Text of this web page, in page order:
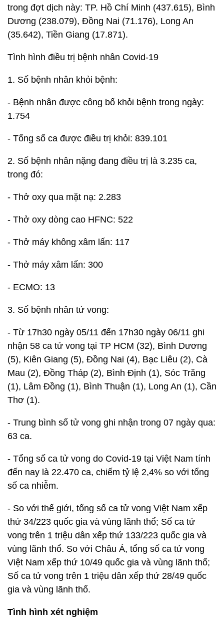
trong đợt dịch này: TP. Hồ Chí Minh (437.615), Bình
Dương (238.079), Đồng Nai (71.176), Long An
(35.642), Tiền Giang (17.871).
Tình hình điều trị bệnh nhân Covid-19
1. Số bệnh nhân khỏi bệnh:
- Bệnh nhân được công bố khỏi bệnh trong ngày:
1.754
- Tổng số ca được điều trị khỏi: 839.101
2. Số bệnh nhân nặng đang điều trị là 3.235 ca,
trong đó:
- Thở oxy qua mặt nạ: 2.283
- Thở oxy dòng cao HFNC: 522
- Thở máy không xâm lấn: 117
- Thở máy xâm lấn: 300
- ECMO: 13
3. Số bệnh nhân tử vong:
- Từ 17h30 ngày 05/11 đến 17h30 ngày 06/11 ghi
nhận 58 ca tử vong tại TP HCM (32), Bình Dương
(5), Kiên Giang (5), Đồng Nai (4), Bạc Liêu (2), Cà
Mau (2), Đồng Tháp (2), Bình Định (1), Sóc Trăng
(1), Lâm Đồng (1), Bình Thuận (1), Long An (1), Cần
Thơ (1).
- Trung bình số tử vong ghi nhận trong 07 ngày qua:
63 ca.
- Tổng số ca tử vong do Covid-19 tại Việt Nam tính
đến nay là 22.470 ca, chiếm tỷ lệ 2,4% so với tổng
số ca nhiễm.
- So với thế giới, tổng số ca tử vong Việt Nam xếp
thứ 34/223 quốc gia và vùng lãnh thổ; Số ca tử
vong trên 1 triệu dân xếp thứ 133/223 quốc gia và
vùng lãnh thổ. So với Châu Á, tổng số ca tử vong
Việt Nam xếp thứ 10/49 quốc gia và vùng lãnh thổ;
Số ca tử vong trên 1 triệu dân xếp thứ 28/49 quốc
gia và vùng lãnh thổ.
Tình hình xét nghiệm